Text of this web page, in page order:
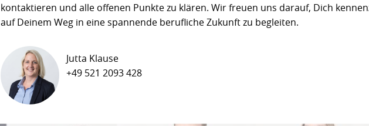
kontaktieren und alle offenen Punkte zu klären. Wir freuen uns darauf, Dich
auf Deinem Weg in eine spannende berufliche Zukunft zu begleiten.
Jutta Klause
+49 521 2093 428